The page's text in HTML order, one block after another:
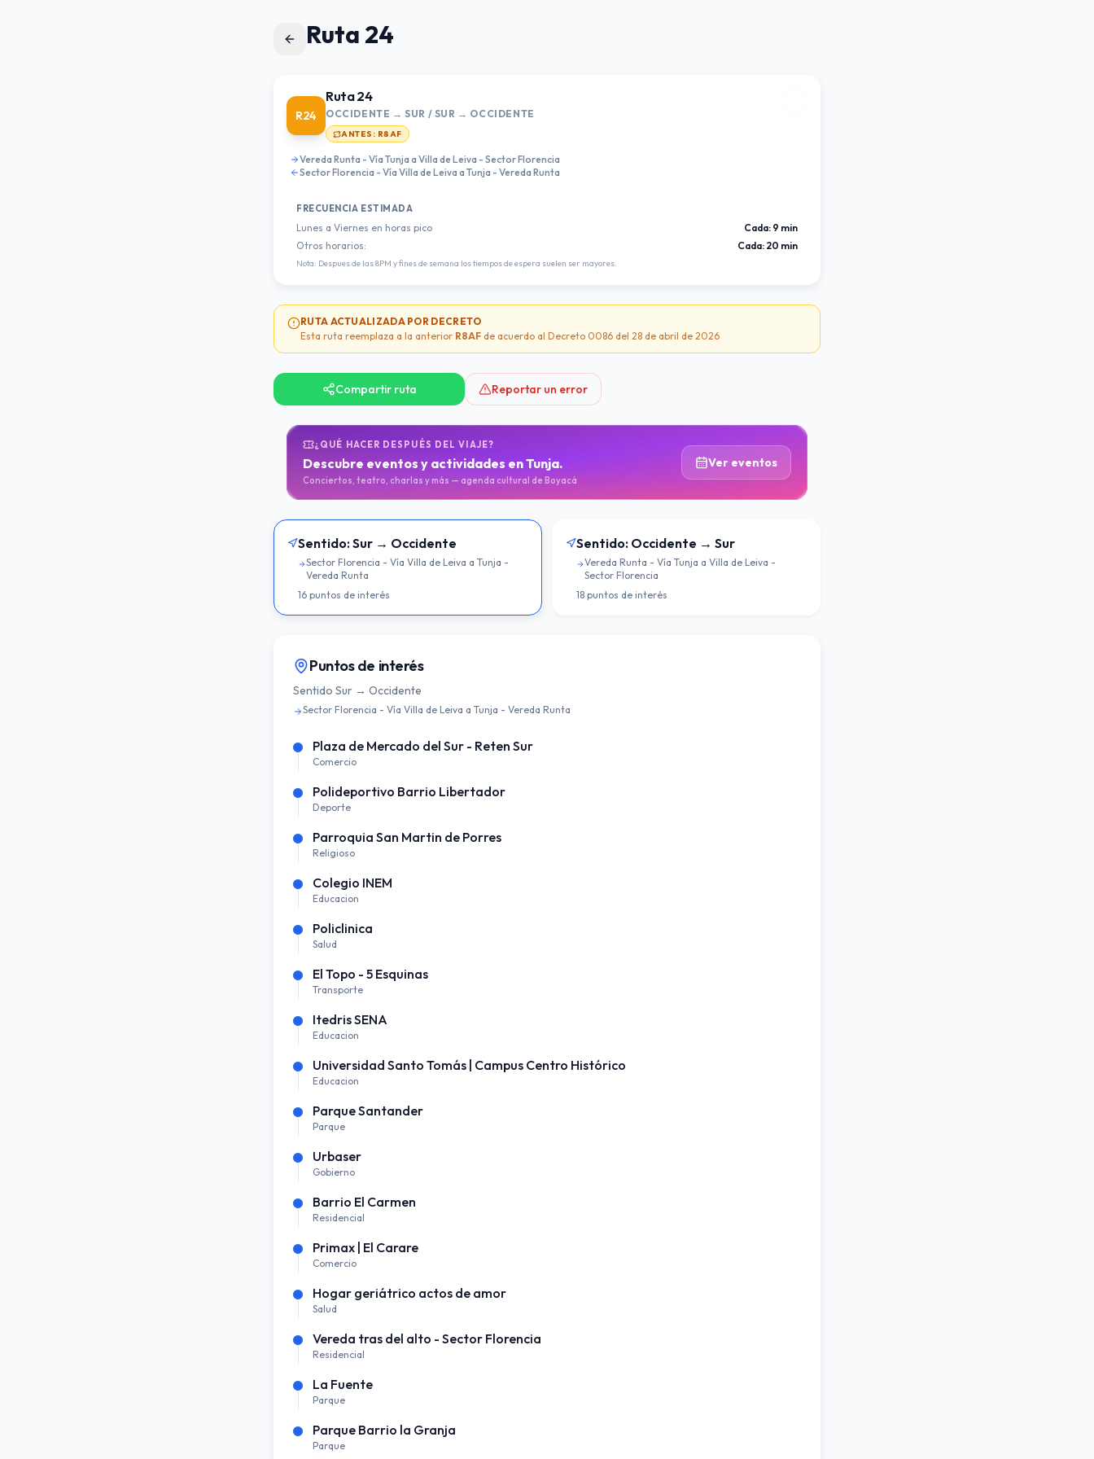
Ruta 24
R24
Ruta 24
OCCIDENTE → SUR / SUR → OCCIDENTE
ANTES: R8AF
Vereda Runta - Vía Tunja a Villa de Leiva - Sector Florencia
Sector Florencia - Vía Villa de Leiva a Tunja - Vereda Runta
FRECUENCIA ESTIMADA
Lunes a Viernes en horas pico Cada: 9 min
Otros horarios:
Cada: 20 min
Nota: Despues de las 8PM y fines de semana los tiempos de espera suelen ser mayores.
RUTA ACTUALIZADA POR DECRETO
Esta ruta reemplaza a la anterior R8AF de acuerdo al Decreto 0086 del 28 de abril de 2026
Compartir ruta Reportar un error
¿QUÉ HACER DESPUÉS DEL VIAJE?
Descubre eventos y actividades en Tunja.
Conciertos, teatro, charlas y más — agenda cultural de Boyacá
Ver eventos
Sentido:Sur → Occidente
Sector Florencia - Vía Villa de Leiva a Tunja -
Vereda Runta
16 puntos de interés
Sentido: Occidente → Sur
Vereda Runta - Vía Tunja a Villa de Leiva -
Sector Florencia
18 puntos de interés
Puntos de interés
Sentido Sur → Occidente
Sector Florencia - Vía Villa de Leiva a Tunja - Vereda Runta
Plaza de Mercado del Sur - Reten Sur
Comercio
Polideportivo Barrio Libertador
Deporte
Parroquia San Martin de Porres
Religioso
Colegio INEM
Educacion
Policlinica
Salud
El Topo - 5 Esquinas
Transporte
Itedris SENA
Educacion
Universidad Santo Tomás | Campus Centro Histórico
Educacion
Parque Santander
Parque
Urbaser
Gobierno
Barrio El Carmen
Residencial
Primax | El Carare
Comercio
Hogar geriátrico actos de amor
Salud
Vereda tras del alto - Sector Florencia
Residencial
La Fuente
Parque
Parque Barrio la Granja
Parque